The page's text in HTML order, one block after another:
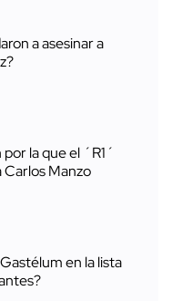
a asesinar a
la que el ´R1´
Manzo
en la lista